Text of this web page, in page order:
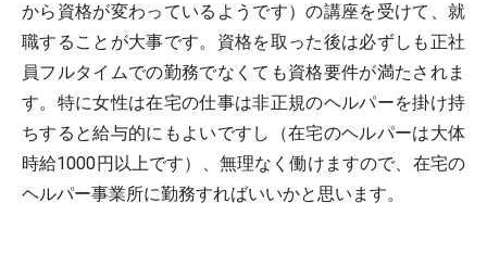
から資格が変わっているようです）の講座を受けて、就
職することが大事です。資格を取った後は必ずしも正社
員フルタイムでの勤務でなくても資格要件が満たされま
す。特に女性は在宅の仕事は非正規のヘルパーを掛け持
ちすると給与的にもよいですし（在宅のヘルパーは大体
時給1000円以上です）、無理なく働けますので、在宅の
ヘルパー事業所に勤務すればいいかと思います。